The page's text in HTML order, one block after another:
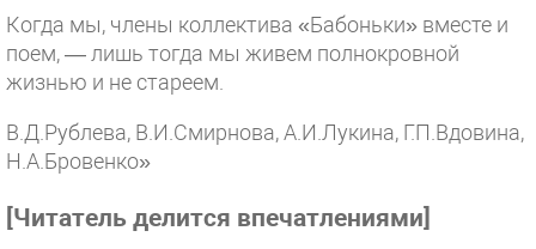
Когда мы, члены коллектива «Бабоньки» вместе и
поем, — лишь тогда мы живем полнокровной
жизнью и не стареем.
В.Д.Рублева, В.И.Смирнова, А.И.Лукина, Г.П.Вдовина,
Н.А.Бровенко»
[Читатель делится впечатлениями]